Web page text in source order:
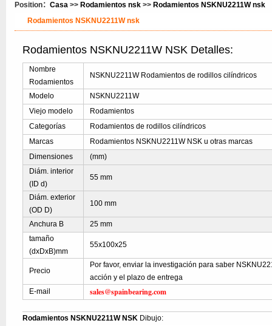
Position： Casa >> Rodamientos nsk >> Rodamientos NSKNU2211W nsk
Rodamientos NSKNU2211W nsk
Rodamientos NSKNU2211W NSK Detalles:
Nombre
Rodamientos
NSKNU2211W Rodamientos de rodillos cilíndricos
Modelo
NSKNU2211W
Viejo modelo
Rodamientos
Categorías
Rodamientos de rodillos cilíndricos
Marcas
Rodamientos NSKNU2211W NSK u otras marcas
Dimensiones
(mm)
Diám. interior
(ID d)
55 mm
Diám. exterior
(OD D)
100 mm
Anchura B
25 mm
tamaño
(dxDxB)mm
55x100x25
Precio
Por favor, enviar la investigación para saber
acción y el plazo de entrega
E-mail
sales@spainbearing.com
Rodamientos NSKNU2211W NSK Dibujo: